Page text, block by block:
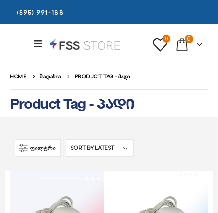
(595) 991-188
0 0
HOME ᲛᲐᲦᲐᲖᲘᲐ PRODUCT TAG - ᲞᲐᲓᲘ
Product Tag - პადი
ᲤᲘᲚᲢᲠᲘ